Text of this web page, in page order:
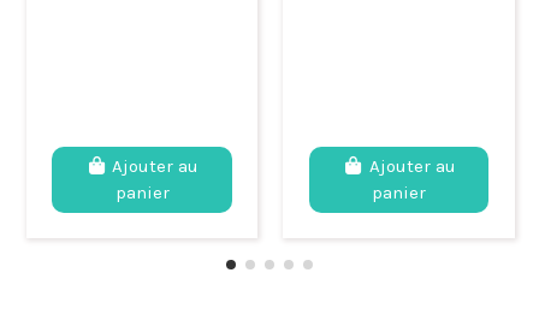
Ajouter au
panier
Ajouter au
panier